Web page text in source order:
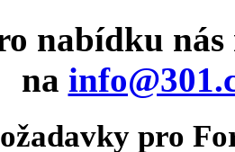
nabídku
na
pro